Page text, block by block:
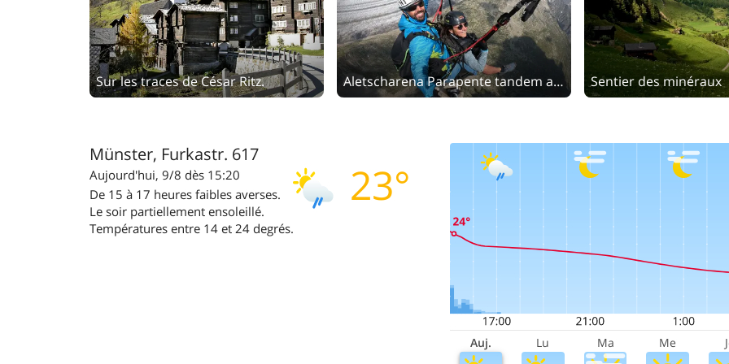
Sur les traces de César Ritz. Aletscharena Parapente tandem au départ de Fiesch Sentier des minéraux
Münster, Furkastr. 617
23°
Aujourd'hui, 9/8 dès 15:20
De 15 à 17 heures faibles averses.
Le soir partiellement ensoleillé.
Températures entre 14 et 24 degrés.
Auj. Lu Ma Me